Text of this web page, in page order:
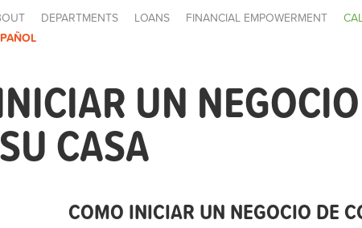
DEPARTMENTS LOANS FINANCIAL EMPOWERMENT
UN
CASA
COMO INICIAR UN NEGOCIO DE